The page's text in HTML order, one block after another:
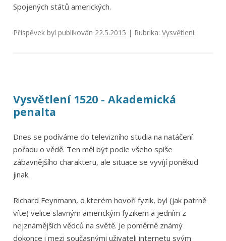
Spojených států amerických.
Příspěvek byl publikován 22.5.2015 | Rubrika: Vysvětlení.
Vysvětlení 1520 - Akademická
penalta
Dnes se podíváme do televizního studia na natáčení
pořadu o vědě. Ten měl být podle všeho spíše
zábavnějšího charakteru, ale situace se vyvíjí poněkud
jinak.
Richard Feynmann, o kterém hovoří fyzik, byl (jak patrně
víte) velice slavným americkým fyzikem a jedním z
nejznámějších vědců na světě. Je poměrně známý
dokonce i mezi současnými uživateli internetu svým